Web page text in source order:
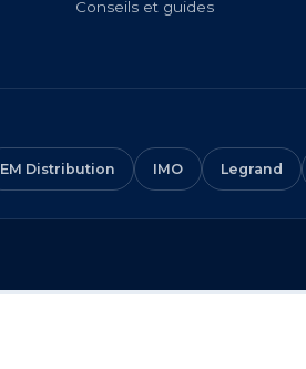
Conseils et guides
EM Distribution IMO Legrand